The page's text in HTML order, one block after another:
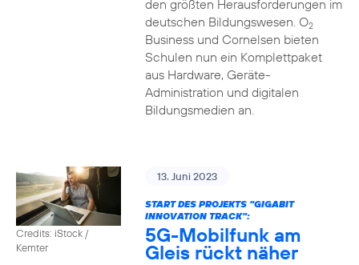
den größten Herausforderungen im
deutschen Bildungswesen. O2
Business und Cornelsen bieten
Schulen nun ein Komplettpaket
aus Hardware, Geräte-
Administration und digitalen
Bildungsmedien an.
Credits: iStock /
Kemter
13. Juni 2023
START DES PROJEKTS "GIGABIT
INNOVATION TRACK":
5G-Mobilfunk am
Gleis rückt näher